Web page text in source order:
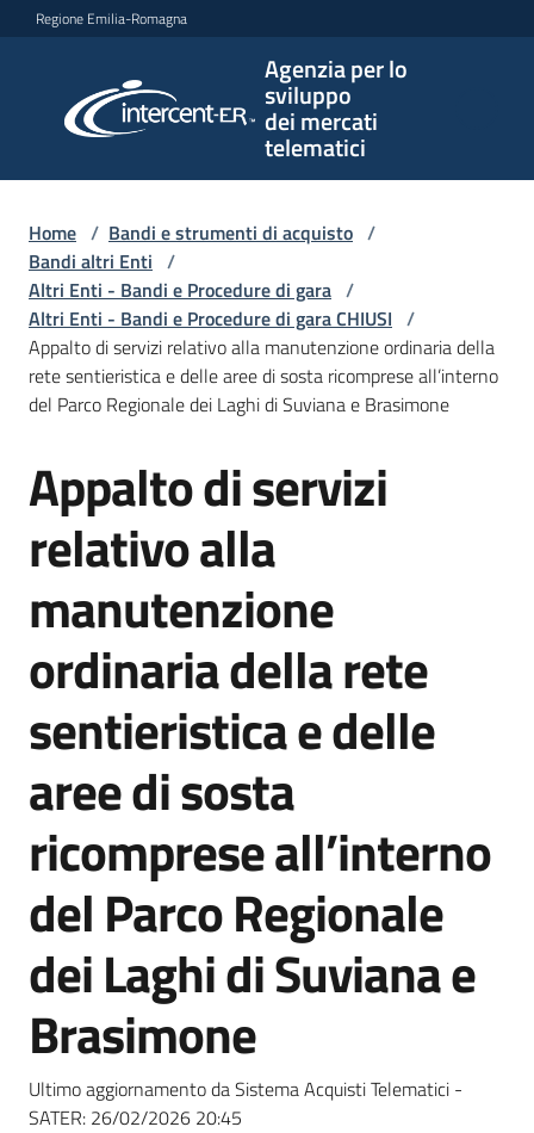
Vai al contenuto
Vai alla navigazione
Vai al footer
Regione Emilia-Romagna
Agenzia per lo
sviluppo
dei mercati
telematici
per lo
sviluppo
telematici
L'Agenzia
e
strumenti
acquisto
Supporto
Piattaforme
English
site
Seguici
su
Home / Bandi e strumenti di acquisto /
Bandi altri Enti /
Altri Enti - Bandi e Procedure di gara /
Altri Enti - Bandi e Procedure di gara CHIUSI /
Appalto di servizi relativo alla manutenzione ordinaria della
rete sentieristica e delle aree di sosta ricomprese all’interno
del Parco Regionale dei Laghi di Suviana e Brasimone
Salta al contenuto
Appalto di servizi
relativo alla
manutenzione
ordinaria della rete
sentieristica e delle
aree di sosta
ricomprese all’interno
del Parco Regionale
dei Laghi di Suviana e
Brasimone
Ultimo aggiornamento da Sistema Acquisti Telematici -
SATER: 26/02/2026 20:45